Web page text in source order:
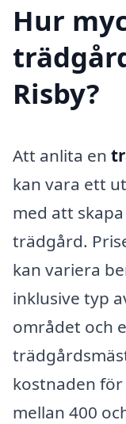
Hur
Risby?
Att anlita en
kan vara ett
med att
trädgård.
kan variera
inklusive typ
området och
kostnaden
mellan 400